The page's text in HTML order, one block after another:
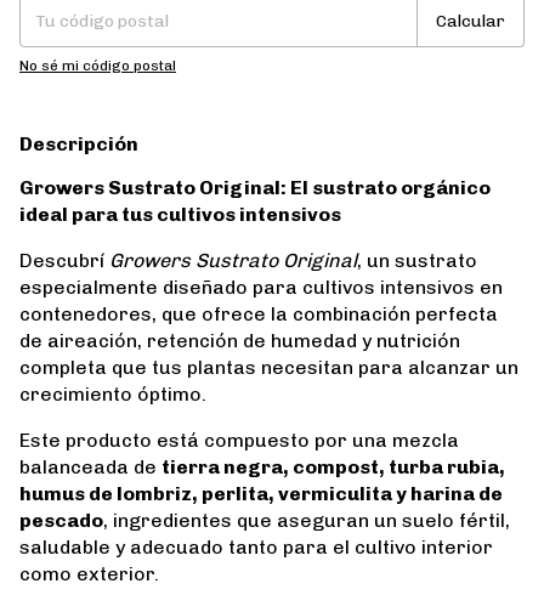
Calcular
No sé mi código postal
Descripción
Growers Sustrato Original: El sustrato orgánico
ideal para tus cultivos intensivos
Descubrí Growers Sustrato Original, un sustrato
especialmente diseñado para cultivos intensivos en
contenedores, que ofrece la combinación perfecta
de aireación, retención de humedad y nutrición
completa que tus plantas necesitan para alcanzar un
crecimiento óptimo.
Este producto está compuesto por una mezcla
balanceada de tierra negra, compost, turba rubia,
humus de lombriz, perlita, vermiculita y harina de
pescado, ingredientes que aseguran un suelo fértil,
saludable y adecuado tanto para el cultivo interior
como exterior.